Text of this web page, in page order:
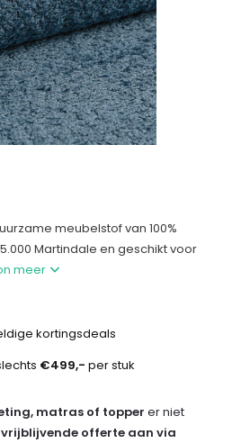
meubelstof van 100%
Martindale en geschikt voor
meer
kortingsdeals
€499,- per stuk
matras of topper er niet
vrijblijvende offerte aan via